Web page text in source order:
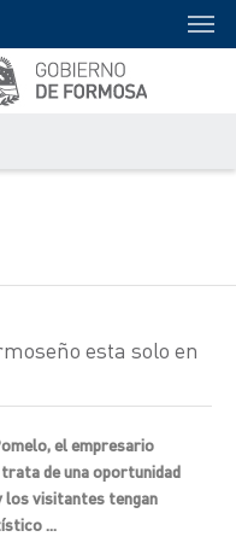
esta solo en
el empresario
de una oportunidad
los visitantes tengan
...